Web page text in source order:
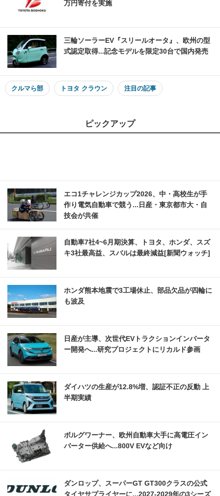
万円寄付を実施
三輪ソーラーEV『スリールオータ』、欧州の型
式認定取得...記念モデルを限定30台で国内発売
クルマら部 トヨタ クラウン 注目の記事
ピックアップ
エコ1チャレンジカップ2026、中・高校生が手
作り電気自動車で競う...日産・東京都市大・自
技会が共催
自動車7社4~6月期決算、トヨタ、ホンダ、スズ
キ3社最高益、スバルは最終減益[新聞ウォッチ]
ホンダ熊本地震で3工場休止、部品欠品が四輪に
も波及
日産が主導、次世代EVトラクションインバータ
ー開発へ...研究プロジェクトにリカルド参画
ダイハツの生産が12.8%増、認証不正の反動 上
半期実績
ボルグワーナー、欧州自動車大手に高電圧イン
バーター供給へ...800V EVなど向け
ダンロップ、スーパーGT GT300クラスの公式
タイヤサプライヤーに...2027‐2029年の3シーズ